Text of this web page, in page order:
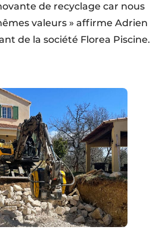
de recyclage car nous
valeurs » affirme Adrien
de la société Florea Piscine.